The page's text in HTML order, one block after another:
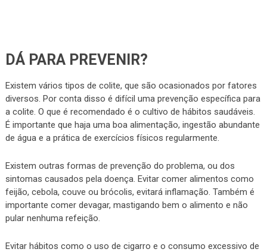
DÁ PARA PREVENIR?
Existem vários tipos de colite, que são ocasionados por fatores
diversos. Por conta disso é difícil uma prevenção específica para
a colite. O que é recomendado é o cultivo de hábitos saudáveis.
É importante que haja uma boa alimentação, ingestão abundante
de água e a prática de exercícios físicos regularmente.
Existem outras formas de prevenção do problema, ou dos
sintomas causados pela doença. Evitar comer alimentos como
feijão, cebola, couve ou brócolis, evitará inflamação. Também é
importante comer devagar, mastigando bem o alimento e não
pular nenhuma refeição.
Evitar hábitos como o uso de cigarro e o consumo excessivo de